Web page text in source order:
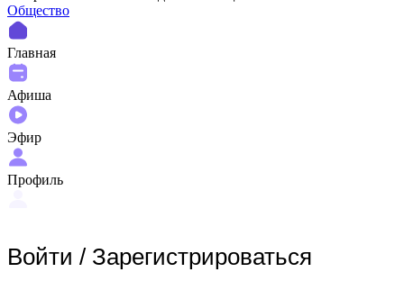
Общество
Главная
Афиша
Эфир
Профиль
Войти / Зарегистрироваться